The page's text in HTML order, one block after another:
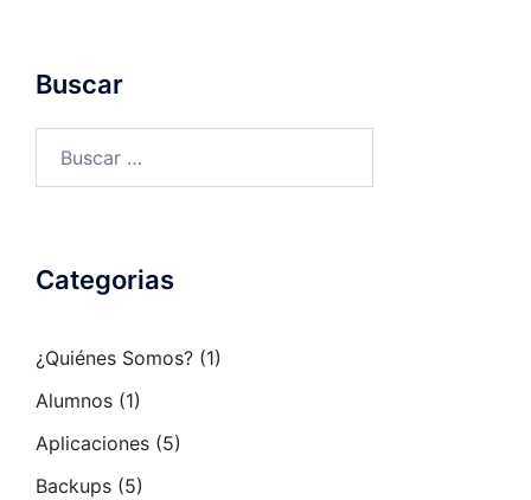
Buscar
Categorias
¿Quiénes Somos? (1)
Alumnos (1)
Aplicaciones (5)
Backups (5)